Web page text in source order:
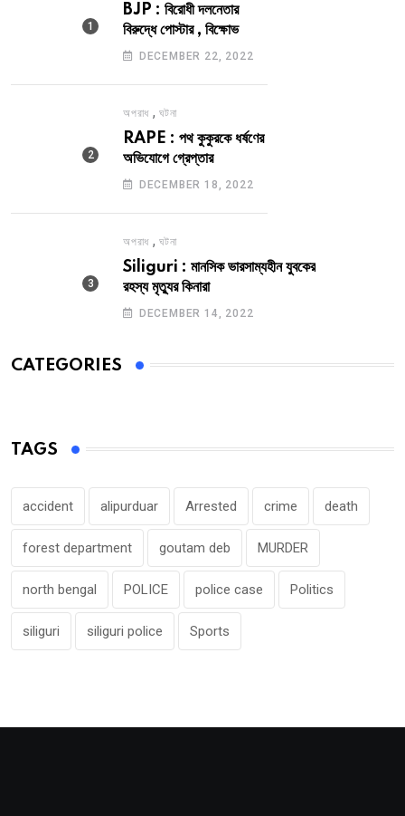
BJP : বিরোধী দলনেতার
বিরুদ্ধে পোস্টার , বিক্ষোভ
DECEMBER 22, 2022
অপরাধ ,ঘটনা
RAPE : পথ কুকুরকে ধর্ষণের
অভিযোগে গ্রেপ্তার
DECEMBER 18, 2022
অপরাধ ,ঘটনা
Siliguri : মানসিক ভারসাম্যহীন যুবকের
রহস্য মৃত্যুর কিনারা
DECEMBER 14, 2022
CATEGORIES
TAGS
accident alipurduar Arrested crime death
forest department goutam deb MURDER
north bengal POLICE police case Politics
siliguri siliguri police Sports